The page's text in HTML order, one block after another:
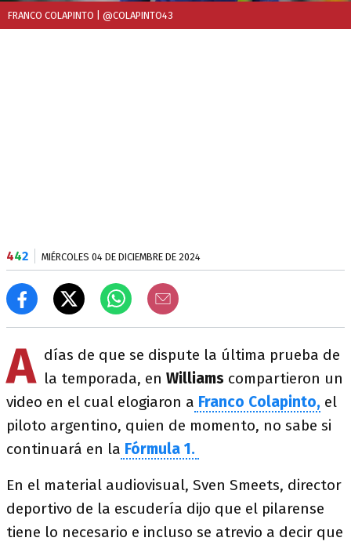
FRANCO COLAPINTO | @COLAPINTO43
442 MIÉRCOLES 04 DE DICIEMBRE DE 2024
A días de que se dispute la última prueba de
la temporada, en Williams compartieron un
video en el cual elogiaron a Franco Colapinto, el
piloto argentino, quien de momento, no sabe si
continuará en la Fórmula 1.
En el material audiovisual, Sven Smeets, director
deportivo de la escudería dijo que el pilarense
tiene lo necesario e incluso se atrevio a decir que